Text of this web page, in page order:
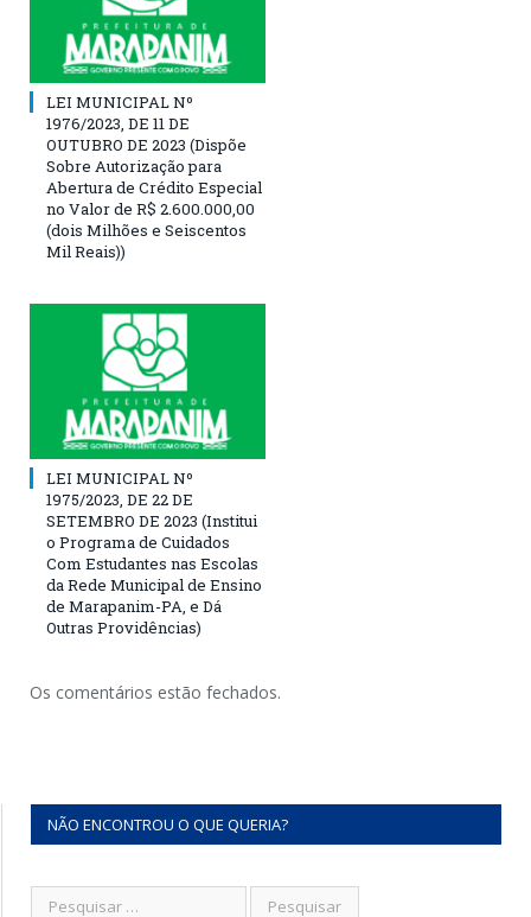
LEI MUNICIPAL Nº
1976/2023, DE 11 DE
OUTUBRO DE 2023 (Dispõe
Sobre Autorização para
Abertura de Crédito Especial
no Valor de R$ 2.600.000,00
(dois Milhões e Seiscentos
Mil Reais))
LEI MUNICIPAL Nº
1975/2023, DE 22 DE
SETEMBRO DE 2023 (Institui
o Programa de Cuidados
Com Estudantes nas Escolas
da Rede Municipal de Ensino
de Marapanim-PA, e Dá
Outras Providências)
Os comentários estão fechados.
NÃO ENCONTROU O QUE QUERIA?